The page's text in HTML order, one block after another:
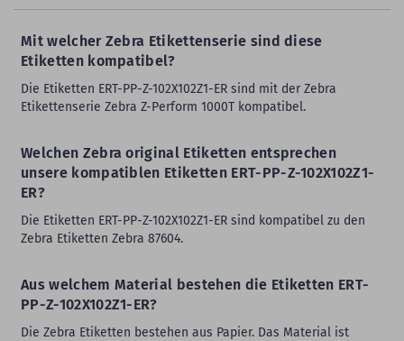
Mit welcher Zebra Etikettenserie sind diese
Etiketten kompatibel?
Die Etiketten ERT-PP-Z-102X102Z1-ER sind mit der Zebra
Etikettenserie Zebra Z-Perform 1000T kompatibel.
Welchen Zebra original Etiketten entsprechen
unsere kompatiblen Etiketten ERT-PP-Z-102X102Z1-
ER?
Die Etiketten ERT-PP-Z-102X102Z1-ER sind kompatibel zu den
Zebra Etiketten Zebra 87604.
Aus welchem Material bestehen die Etiketten ERT-
PP-Z-102X102Z1-ER?
Die Zebra Etiketten bestehen aus Papier. Das Material ist